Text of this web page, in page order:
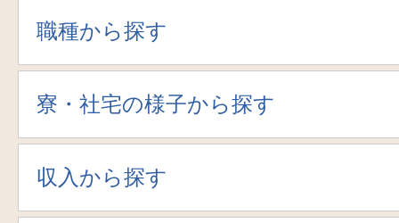
職種から探す
寮・社宅の様子から探す
収入から探す